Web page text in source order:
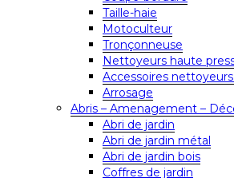
Taille-haie
Motoculteur
Tronçonneuse
Nettoyeurs haute
Accessoires
Arrosage
Abris – Amenagement –
Abri de jardin
Abri de jardin métal
Abri de jardin bois
Coffres de jardin